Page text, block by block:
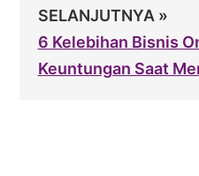
SELANJUTNYA »
6 Kelebihan Bisnis
Keuntungan Saat